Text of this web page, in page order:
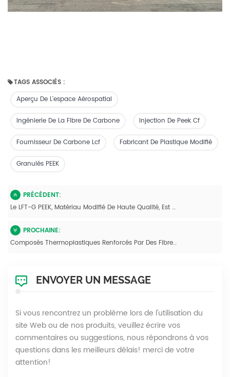
TAGS ASSOCIÉS :
Aperçu De L'espace Aérospatial
Ingénierie De La Fibre De Carbone Injection De Peek Cf
Fournisseur De Carbone Lcf Fabricant De Plastique Modifié
Granulés PEEK
PRÉCÉDENT:
Le LFT-G PEEK, Matériau Modifié De Haute Qualité, Est Composé De Fibres De Carbone Longues Pour Des Performances Automobiles Optimales.
PROCHAINE:
Composés Thermoplastiques Renforcés Par Des Fibres De Carbone Longues Et Du Polyétheréthercétone À Hautes Propriétés (LFT)
ENVOYER UN MESSAGE
Si vous rencontrez un problème lors de l'utilisation du
site Web ou de nos produits, veuillez écrire vos
commentaires ou suggestions, nous répondrons à vos
questions dans les meilleurs délais! merci de votre
attention!